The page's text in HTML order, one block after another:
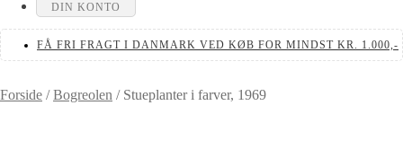
DIN KONTO
FÅ FRI FRAGT I DANMARK VED KØB FOR MINDST KR. 1.000,-
Forside /Bogreolen / Stueplanter i farver, 1969